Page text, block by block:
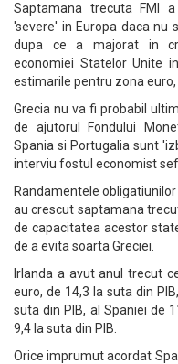
Saptamana trecuta FMI
'severe' in Europa daca nu
dupa ce a majorat in
economiei Statelor Unite
estimarile pentru zona euro,
Grecia nu va fi probabil
de ajutorul Fondului
Spania si Portugalia sunt
interviu fostul economist
Randamentele
au crescut saptamana
de capacitatea acestor
de a evita soarta Greciei.
Irlanda a avut anul trecut
euro, de 14,3 la suta din
suta din PIB, al Spaniei de
9,4 la suta din PIB.
Orice imprumut acordat